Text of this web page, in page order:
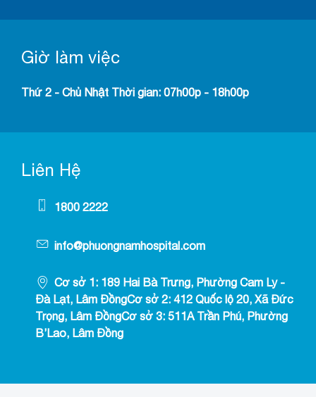
Giờ làm việc
Thứ 2 - Chủ Nhật Thời gian: 07h00p - 18h00p
Liên Hệ
1800 2222
info@phuongnamhospital.com
Cơ sở 1: 189 Hai Bà Trưng, Phường Cam Ly -
Đà Lạt, Lâm ĐồngCơ sở 2: 412 Quốc lộ 20, Xã Đức
Trọng, Lâm ĐồngCơ sở 3: 511A Trần Phú, Phường
B’Lao, Lâm Đồng